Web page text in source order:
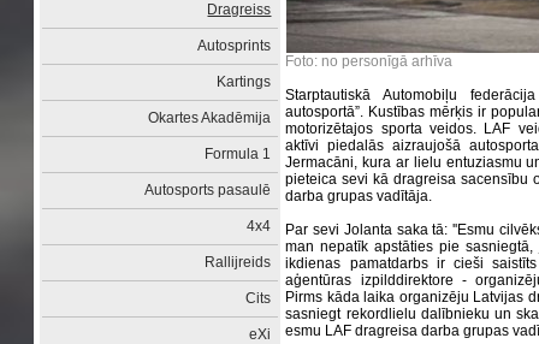
Dragreiss
Autosprints
Kartings
Okartes Akadēmija
Formula 1
Autosports pasaulē
4x4
Rallijreids
Cits
eXi
Foto: no personīgā arhīva
Starptautiskā Automobiļu
autosportā”. Kustības mērķis ir
motorizētajos sporta veidos. LAF
aktīvi piedalās aizraujošā
Jermacāni, kura ar lielu entuziasmu
pieteica sevi kā dragreisa sacensību
darba grupas vadītāja.
Par sevi Jolanta saka tā: ''Esmu
man nepatīk apstāties pie
ikdienas pamatdarbs ir cieši
aģentūras izpilddirektore -
Pirms kāda laika organizēju Latvijas
sasniegt rekordlielu dalībnieku un
esmu LAF dragreisa darba grupas